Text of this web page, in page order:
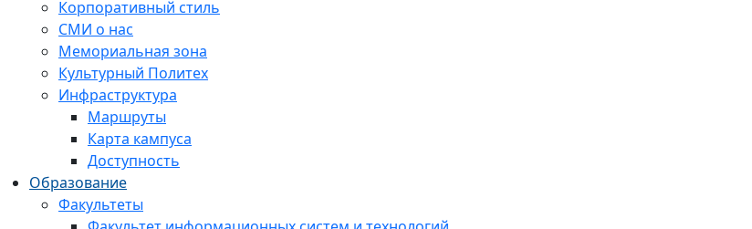
Корпоративный стиль
СМИ о нас
Мемориальная зона
Культурный Политех
Инфраструктура
Маршруты
Карта кампуса
Доступность
Образование
Факультеты